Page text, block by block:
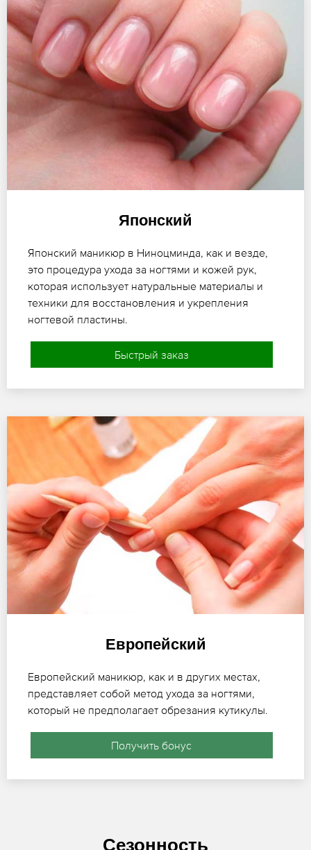
Японский
Японский маникюр в Ниноцминда, как и везде,
это процедура ухода за ногтями и кожей рук,
которая использует натуральные материалы и
техники для восстановления и укрепления
ногтевой пластины.
Быстрый заказ
Европейский
Европейский маникюр, как и в других местах,
представляет собой метод ухода за ногтями,
который не предполагает обрезания кутикулы.
Получить бонус
Сезонность